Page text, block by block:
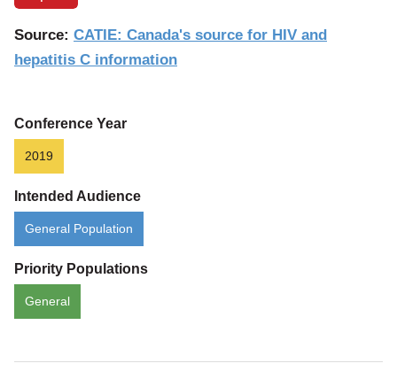
Source: CATIE: Canada's source for HIV and
hepatitis C information
Conference Year
2019
Intended Audience
General Population
Priority Populations
General